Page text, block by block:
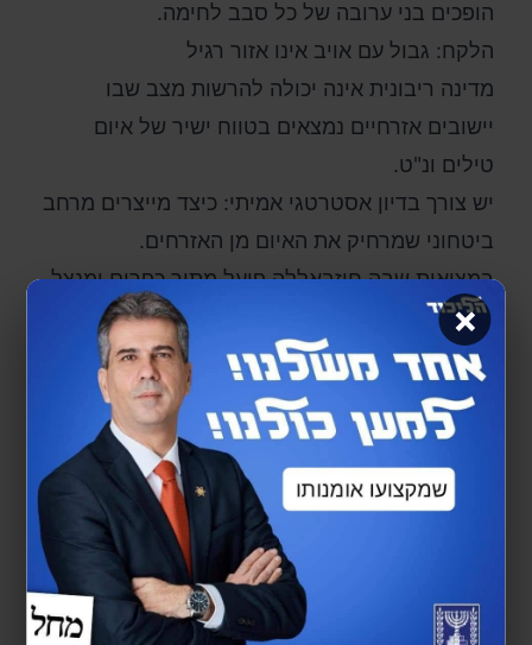
הופכים בני ערובה של כל סבב לחימה.
הלקח: גבול עם אויב אינו אזור רגיל
מדינה ריבונית אינה יכולה להרשות מצב שבו
יישובים אזרחיים נמצאים בטווח ישיר של איום
טילים ונ"ט.
יש צורך בדיון אסטרטגי אמיתי: כיצד מייצרים מרחב
ביטחוני שמרחיק את האיום מן האזרחים.
במציאות שבה חיזבאללה פועל מתוך כפרים ומנצל
אוכלוסייה אזרחית כמגן אנושי – יש לבחון מחדש את
תפיסת הגבול.
גבול עם ארגון טרור אינו קו ירוק על מפה – אלא קו
חזית.
בין תרבות של נסיגה לתרבות של הכרעה
הלקח מלבנון ברור: כאשר ישראל נסוגה ללא
כאשר ישראל מוותרת על עומק אסטרטגי – האיום
מתקרב לבתים.
×